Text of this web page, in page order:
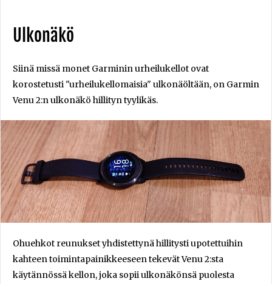
Ulkonäkö
Siinä missä monet Garminin urheilukellot ovat
korostetusti "urheilukellomaisia" ulkonäöltään, on Garmin
Venu 2:n ulkonäkö hillityn tyylikäs.
Ohuehkot reunukset yhdistettynä hillitysti upotettuihin
kahteen toimintapainikkeeseen tekevät Venu 2:sta
käytännössä kellon, joka sopii ulkonäkönsä puolesta